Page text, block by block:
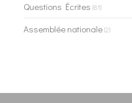
Questions Écrites (81)
Assemblée nationale(2)